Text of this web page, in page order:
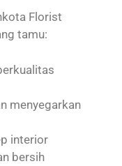
Florist
tamu:
menyegarkan
interior
bersih